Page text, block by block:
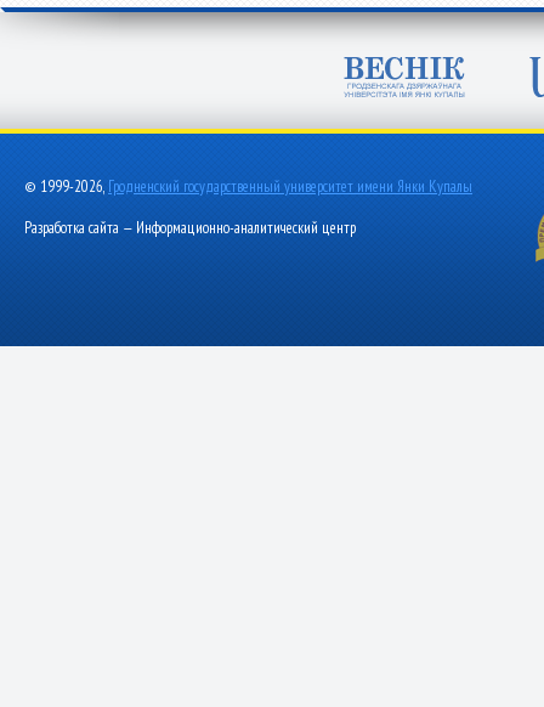
© 1999-2026, Гродненский государственный университет имени Янки Купалы
Разработка сайта — Информационно-аналитический центр